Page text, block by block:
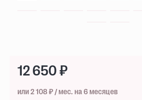
12 650 ₽
или 2 108 ₽ / мес. на 6 месяцев